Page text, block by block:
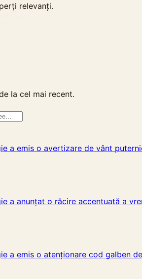
relevanți.
la cel mai recent.
a emis o avertizare de vânt
a anunțat o răcire accentuată a
a emis o atenționare cod galben